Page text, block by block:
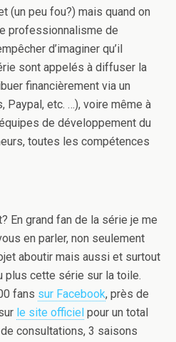
(un peu fou?) mais quand on
professionnalisme de
d’imaginer qu’il
sont appelés à diffuser la
financièrement via un
Paypal, etc. …), voire même à
de développement du
toutes les compétences
En grand fan de la série je me
en parler, non seulement
aboutir mais aussi et surtout
plus cette série sur la toile.
fans sur Facebook, près de
le site officiel pour un total
consultations, 3 saisons